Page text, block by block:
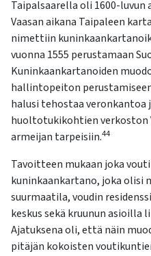
kosketus-
ja
pyyhkäisyliikkeitä.
Taipalsaarella oli 1600-luvun
Vaasan aikana Taipaleen
nimettiin
vuonna 1555 perustamaan
Kuninkaankartanoiden
hallintopeiton
halusi tehostaa veronkantoa
huoltotukikohtien verkoston
armeijan tarpeisiin.44
Tavoitteen mukaan joka
kuninkaankartano, joka
suurmaatila, voudin
keskus sekä kruunun asioilla
Ajatuksena oli, että näin
pitäjän kokoisten